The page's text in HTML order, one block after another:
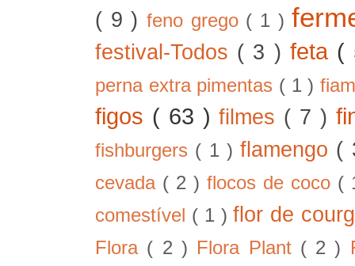
( 9 ) feno grego ( 1 )
festival-Todos ( 3 ) feta (
perna extra pimentas ( 1 )
figos ( 63 )filmes ( 7 )
fishburgers ( 1 )flamengo (
cevada ( 2 )flocos de coco (
comestível ( 1 )flor de
Flora ( 2 ) Flora Plant ( 2 )